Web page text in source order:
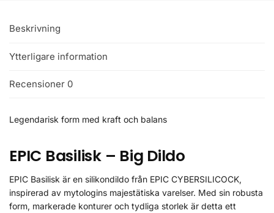
Beskrivning
Ytterligare information
Recensioner 0
Legendarisk form med kraft och balans
EPIC Basilisk – Big Dildo
EPIC Basilisk är en silikondildo från EPIC CYBERSILICOCK,
inspirerad av mytologins majestätiska varelser. Med sin robusta
form, markerade konturer och tydliga storlek är detta ett